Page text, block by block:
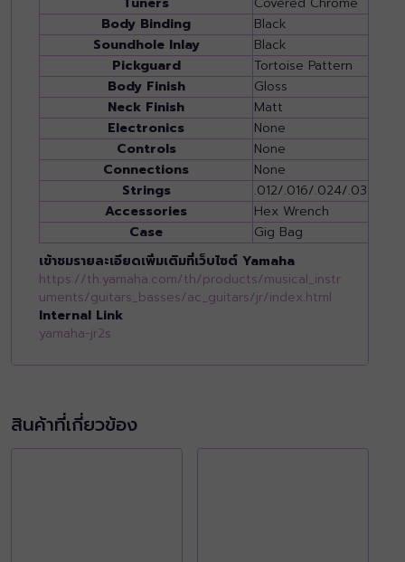
Body Binding
Black
Soundhole Inlay
Black
Pickguard
Tortoise Pattern
Body Finish
Gloss
Neck Finish
Matt
Electronics
None
Controls
None
Connections
None
Strings
.012/.016/.024/.032/
Accessories
Hex Wrench
Case
Gig Bag
เข้าชมรายละเอียดเพิ่มเติมที่เว็บไซต์ Yamaha
https://th.yamaha.com/th/products/musical_instr
uments/guitars_basses/ac_guitars/jr/index.html
Internal Link
yamaha-jr2s
สินค้าที่เกี่ยวข้อง